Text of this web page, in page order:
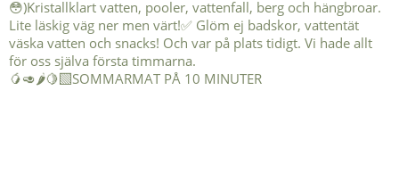
🥭🥑🌶️🍋‍🟩SOMMARMAT PÅ 10 MINUTER